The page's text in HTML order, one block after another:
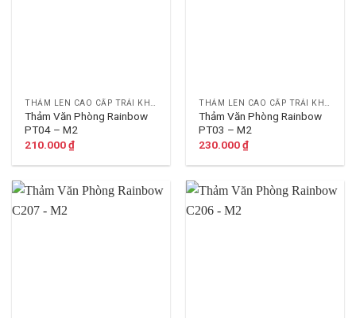
Thảm Văn Phòng Rainbow
PT04 – M2
210.000₫
Thảm Văn Phòng Rainbow
PT03 – M2
230.000₫